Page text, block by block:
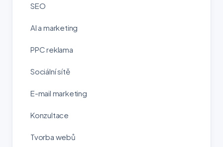
SEO
AI a marketing
PPC reklama
Sociální sítě
E-mail marketing
Konzultace
Tvorba webů